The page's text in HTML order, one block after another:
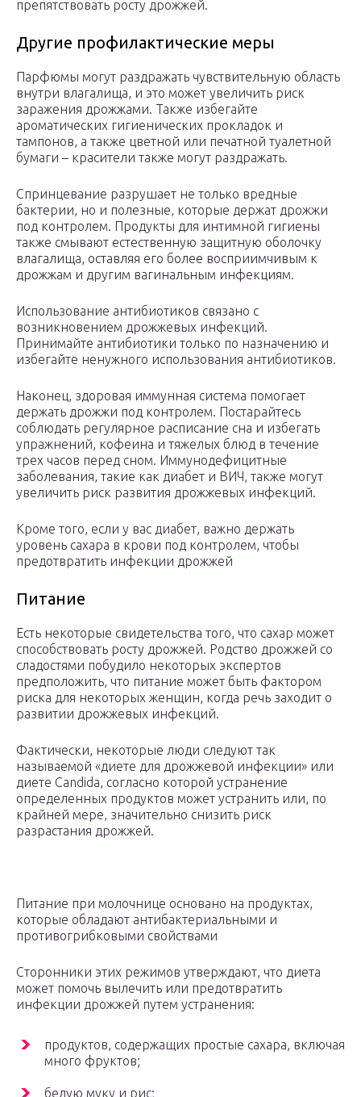
препятствовать росту дрожжей.
Другие профилактические меры
Парфюмы могут раздражать чувствительную область
внутри влагалища, и это может увеличить риск
заражения дрожжами. Также избегайте
ароматических гигиенических прокладок и
тампонов, а также цветной или печатной туалетной
бумаги – красители также могут раздражать.
Спринцевание разрушает не только вредные
бактерии, но и полезные, которые держат дрожжи
под контролем. Продукты для интимной гигиены
также смывают естественную защитную оболочку
влагалища, оставляя его более восприимчивым к
дрожжам и другим вагинальным инфекциям.
Использование антибиотиков связано с
возникновением дрожжевых инфекций.
Принимайте антибиотики только по назначению и
избегайте ненужного использования антибиотиков.
Наконец, здоровая иммунная система помогает
держать дрожжи под контролем. Постарайтесь
соблюдать регулярное расписание сна и избегать
упражнений, кофеина и тяжелых блюд в течение
трех часов перед сном. Иммунодефицитные
заболевания, такие как диабет и ВИЧ, также могут
увеличить риск развития дрожжевых инфекций.
Кроме того, если у вас диабет, важно держать
уровень сахара в крови под контролем, чтобы
предотвратить инфекции дрожжей
Питание
Есть некоторые свидетельства того, что сахар может
способствовать росту дрожжей. Родство дрожжей со
сладостями побудило некоторых экспертов
предположить, что питание может быть фактором
риска для некоторых женщин, когда речь заходит о
развитии дрожжевых инфекций.
Фактически, некоторые люди следуют так
называемой «диете для дрожжевой инфекции» или
диете Candida, согласно которой устранение
определенных продуктов может устранить или, по
крайней мере, значительно снизить риск
разрастания дрожжей.
Питание при молочнице основано на продуктах,
которые обладают антибактериальными и
противогрибковыми свойствами
Сторонники этих режимов утверждают, что диета
может помочь вылечить или предотвратить
инфекции дрожжей путем устранения:
продуктов, содержащих простые сахара, включая
много фруктов;
белую муку и рис;